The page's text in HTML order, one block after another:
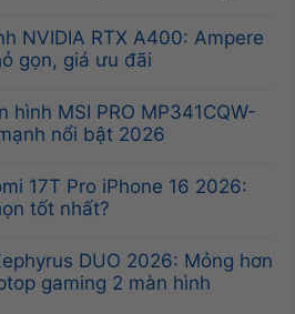
NVIDIA RTX A400: Ampere
gọn, giá ưu đãi
hình MSI PRO MP341CQW-
nổi bật 2026
17T Pro iPhone 16 2026:
tốt nhất?
DUO 2026: Mỏng hơn
gaming 2 màn hình